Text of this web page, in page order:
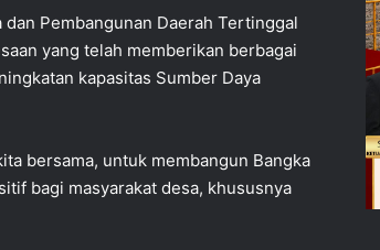
Pembangunan Daerah Tertinggal
yang telah memberikan berbagai
kapasitas Sumber Daya
bersama, untuk membangun Bangka
bagi masyarakat desa, khususnya